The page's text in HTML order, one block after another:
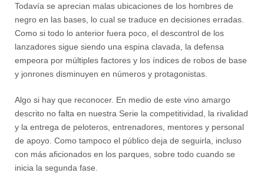
Todavía se aprecian malas ubicaciones de los hombres de
negro en las bases, lo cual se traduce en decisiones erradas.
Como si todo lo anterior fuera poco, el descontrol de los
lanzadores sigue siendo una espina clavada, la defensa
empeora por múltiples factores y los índices de robos de base
y jonrones disminuyen en números y protagonistas.
Algo si hay que reconocer. En medio de este vino amargo
descrito no falta en nuestra Serie la competitividad, la rivalidad
y la entrega de peloteros, entrenadores, mentores y personal
de apoyo. Como tampoco el público deja de seguirla, incluso
con más aficionados en los parques, sobre todo cuando se
inicia la segunda fase.